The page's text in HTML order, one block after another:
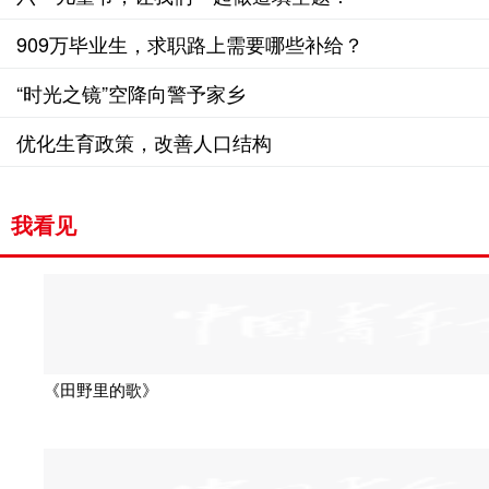
909万毕业生，求职路上需要哪些补给？
“时光之镜”空降向警予家乡
优化生育政策，改善人口结构
我看见
《田野里的歌》